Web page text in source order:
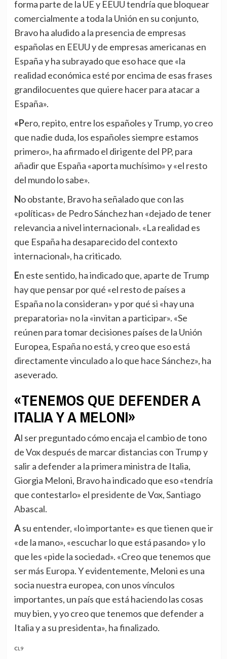
forma parte de la UE y EEUU tendría que bloquear
comercialmente a toda la Unión en su conjunto,
Bravo ha aludido a la presencia de empresas
españolas en EEUU y de empresas americanas en
España y ha subrayado que eso hace que «la
realidad económica esté por encima de esas frases
grandilocuentes que quiere hacer para atacar a
España».
«Pero, repito, entre los españoles y Trump, yo creo
que nadie duda, los españoles siempre estamos
primero», ha afirmado el dirigente del PP, para
añadir que España «aporta muchísimo» y «el resto
del mundo lo sabe».
No obstante, Bravo ha señalado que con las
«políticas» de Pedro Sánchez han «dejado de tener
relevancia a nivel internacional». «La realidad es
que España ha desaparecido del contexto
internacional», ha criticado.
En este sentido, ha indicado que, aparte de Trump
hay que pensar por qué «el resto de países a
España no la consideran» y por qué si «hay una
preparatoria» no la «invitan a participar». «Se
reúnen para tomar decisiones países de la Unión
Europea, España no está, y creo que eso está
directamente vinculado a lo que hace Sánchez», ha
aseverado.
«TENEMOS QUE DEFENDER A
ITALIA Y A MELONI»
Al ser preguntado cómo encaja el cambio de tono
de Vox después de marcar distancias con Trump y
salir a defender a la primera ministra de Italia,
Giorgia Meloni, Bravo ha indicado que eso «tendría
que contestarlo» el presidente de Vox, Santiago
Abascal.
A su entender, «lo importante» es que tienen que ir
«de la mano», «escuchar lo que está pasando» y lo
que les «pide la sociedad». «Creo que tenemos que
ser más Europa. Y evidentemente, Meloni es una
socia nuestra europea, con unos vínculos
importantes, un país que está haciendo las cosas
muy bien, y yo creo que tenemos que defender a
Italia y a su presidenta», ha finalizado.
CL9